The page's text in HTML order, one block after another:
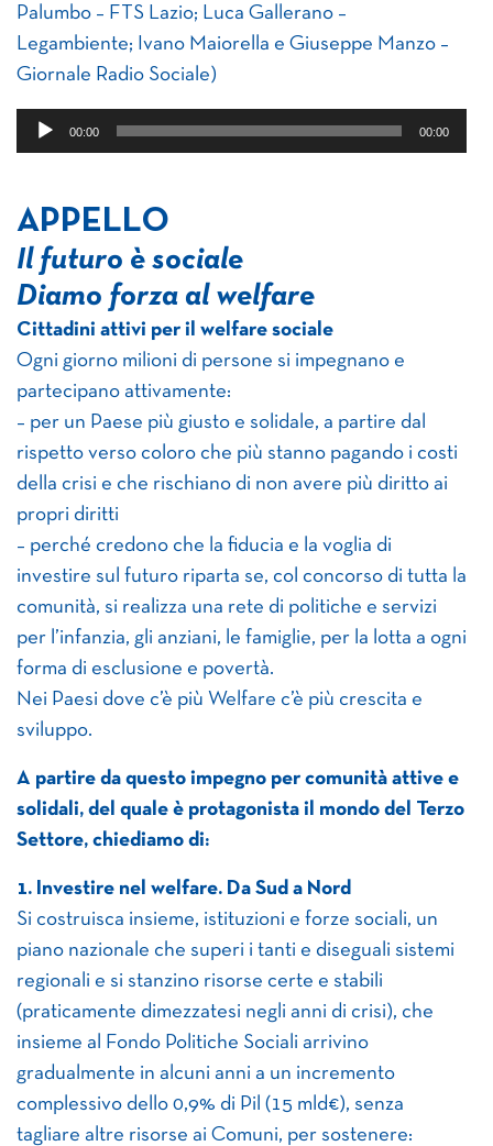
Palumbo – FTS Lazio; Luca Gallerano –
Legambiente; Ivano Maiorella e Giuseppe Manzo –
Giornale Radio Sociale)
Audio
Player
00:00 00:00
APPELLO
Il futuro è sociale
Diamo forza al welfare
Cittadini attivi per il welfare sociale
Ogni giorno milioni di persone si impegnano e
partecipano attivamente:
– per un Paese più giusto e solidale, a partire dal
rispetto verso coloro che più stanno pagando i costi
della crisi e che rischiano di non avere più diritto ai
propri diritti
– perché credono che la fiducia e la voglia di
investire sul futuro riparta se, col concorso di tutta la
comunità, si realizza una rete di politiche e servizi
per l’infanzia, gli anziani, le famiglie, per la lotta a ogni
forma di esclusione e povertà.
Nei Paesi dove c’è più Welfare c’è più crescita e
sviluppo.
A partire da questo impegno per comunità attive e
solidali, del quale è protagonista il mondo del Terzo
Settore, chiediamo di:
1. Investire nel welfare. Da Sud a Nord
Si costruisca insieme, istituzioni e forze sociali, un
piano nazionale che superi i tanti e diseguali sistemi
regionali e si stanzino risorse certe e stabili
(praticamente dimezzatesi negli anni di crisi), che
insieme al Fondo Politiche Sociali arrivino
gradualmente in alcuni anni a un incremento
complessivo dello 0,9% di Pil (15 mld€), senza
tagliare altre risorse ai Comuni, per sostenere: